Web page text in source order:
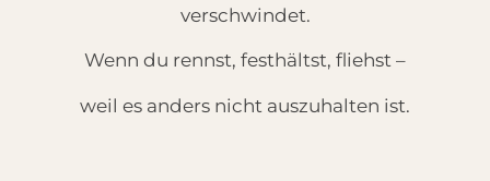
verschwindet.
Wenn du rennst, festhältst, fliehst –
weil es anders nicht auszuhalten ist.